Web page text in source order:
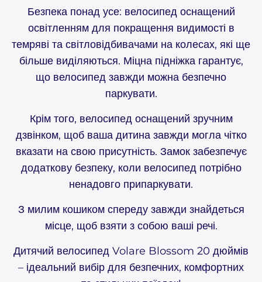
Безпека понад усе: велосипед оснащений
освітленням для покращення видимості в
темряві та світловідбивачами на колесах, які ще
більше виділяються. Міцна підніжка гарантує,
що велосипед завжди можна безпечно
паркувати.
Крім того, велосипед оснащений зручним
дзвінком, щоб ваша дитина завжди могла чітко
вказати на свою присутність. Замок забезпечує
додаткову безпеку, коли велосипед потрібно
ненадовго припаркувати.
З милим кошиком спереду завжди знайдеться
місце, щоб взяти з собою ваші речі.
Дитячий велосипед Volare Blossom 20 дюймів
– ідеальний вибір для безпечних, комфортних